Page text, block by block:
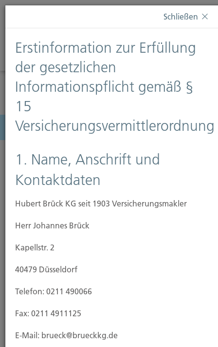
Diese Webseite verwendet Cookies. Wenn Sie weiterhin
Informationen finden Sie auf unserer SeiteDatenschutz
Diese Nachricht nicht erneut anzeigen
Menü
Leistungen
Schließen
Erstinformation zur Erfüllung
der gesetzlichen
Informationspflicht gemäß §
15
Versicherungsvermittlerordnung
1. Name, Anschrift und
Kontaktdaten
Hubert Brück KG seit 1903 Versicherungsmakler
Herr Johannes Brück
Kapellstr. 2
40479 Düsseldorf
Telefon: 0211 490066
Fax: 0211 4911125
E-Mail: brueck@brueckkg.de